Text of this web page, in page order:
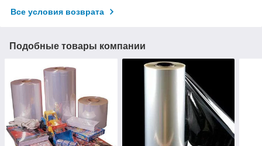
Все условия возврата
Подобные товары компании